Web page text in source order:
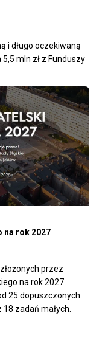
i długo oczekiwaną
mln zł z Funduszy
na rok 2027
przez
na rok 2027.
25 dopuszczonych
zadań małych.